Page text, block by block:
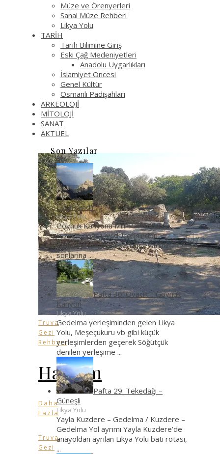
Müze ve Örenyerleri
Sanal Müze Rehberi
Likya Yolu
TARİH
Tarih Bilimine Giriş
Eski Çağ Medeniyetleri
Anadolu Uygarlıkları
İslamiyet Öncesi
Genel Kültür
Osmanlı Padişahları
ARKEOLOJİ
MİTOLOJİ
SANAT
AKTÜEL
Truva
Gezi
Rehberi
Hamam
Daha
Fazla
Truva
Gezi
Son Yazılar
Pafta 31: Sarıçınar –
Hisarçandır
Likya Yolu
Göynük Kanyonu Milli Parkı’ndan
kuzeye doğru, vadi içerisinden
yükselen Likya yol patikası, vadinin
sonlarına...
Pafta 30: Ovacık – Göynük
Kanyon
Likya Yolu
Gedelma yerleşiminden gelen Likya
Yolu, Meşeçukuru vb gibi küçük
yerleşimlerden geçerek Söğütçük
denilen yerleşime ...
Pafta 29: Tekedağı –
Güneşli
Likya Yolu
Yayla Kuzdere – Gedelma / Kuzdere –
Gedelma Yol ayrımı Yayla Kuzdere’de
anayoldan ayrılan Likya Yolu batı rotası,
...